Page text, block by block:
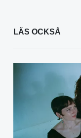
LÄS OCKSÅ